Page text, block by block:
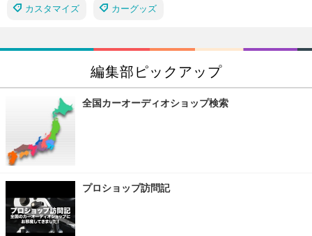
カスタマイズ カーグッズ
編集部ピックアップ
全国カーオーディオショップ検索
プロショップ訪問記